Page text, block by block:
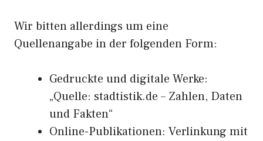
Wir bitten allerdings um eine
Quellenangabe in der folgenden Form:
Gedruckte und digitale Werke:
„Quelle: stadtistik.de – Zahlen, Daten
und Fakten“
Online-Publikationen: Verlinkung mit